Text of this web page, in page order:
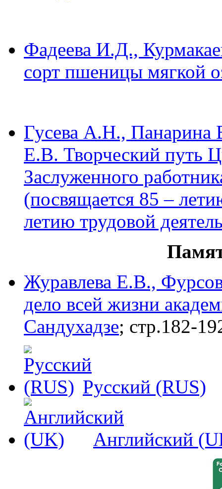
Фадеева И.Д.,
сорт пшеницы мягкой
Гусева А.Н.,
Е.В. Творческий путь
Заслуженного
(посвящается 85 –
летию трудовой
Журавлева Е.В.,
дело всей жизни
Сандухадзе; стр.182-
Русский (RUS)
Английский